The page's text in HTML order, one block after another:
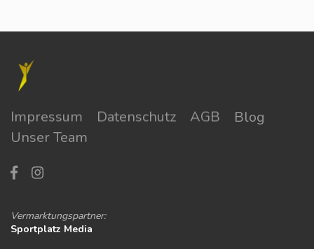
Impressum Datenschutz AGB
Blog
Unser Team
Vermarktungspartner:
Sportplatz Media